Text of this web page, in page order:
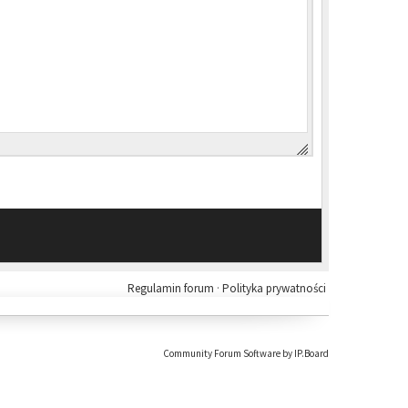
Polityka prywatności
Regulamin forum ·
Community Forum Software by IP.Board